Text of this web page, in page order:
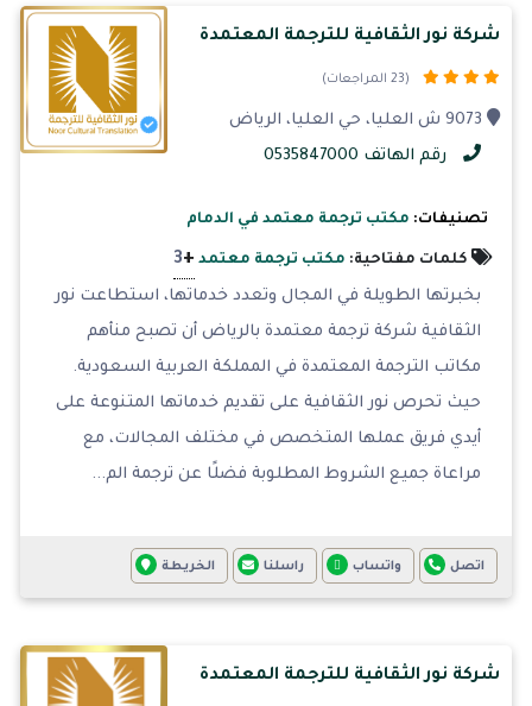
شركة نور الثقافية للترجمة المعتمدة
(23 المراجعات)
رقم الهاتف 0535847000
تصنيفات: مكتب ترجمة معتمد في الدمام
كلمات مفتاحية: مكتب ترجمة معتمد +
3
بخبرتها الطويلة في المجال وتعدد خدماتها، استطاعت نور
الثقافية شركة ترجمة معتمدة بالرياض أن تصبح منأهم
مكاتب الترجمة المعتمدة في المملكة العربية السعودية.
حيث تحرص نور الثقافية على تقديم خدماتها المتنوعة على
أيدي فريق عملها المتخصص في مختلف المجالات، مع
مراعاة جميع الشروط المطلوبة فضلًا عن ترجمة الم...
اتصل واتساب راسلنا الخريطة
شركة نور الثقافية للترجمة المعتمدة